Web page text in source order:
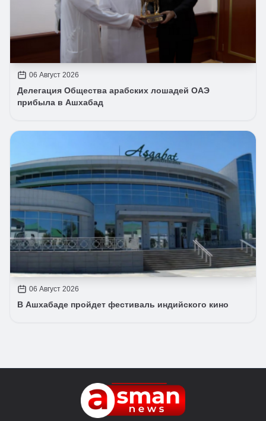
06 Август 2026
Делегация Общества арабских лошадей ОАЭ
прибыла в Ашхабад
06 Август 2026
В Ашхабаде пройдет фестиваль индийского кино